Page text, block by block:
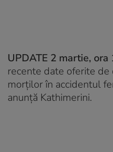
UPDATE 2 martie, ora
recente date oferite
morților în accidentul
anunță Kathimerini.